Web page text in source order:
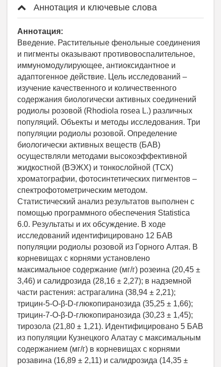
Аннотация и ключевые слова
Аннотация:
Введение. Растительные фенольные соединения
и пигменты оказывают противовоспалительное,
иммуномодулирующее, антиоксидантное и
адаптогенное действие. Цель исследований –
изучение качественного и количественного
содержания биологически активных соединений
родиолы розовой (Rhodiola rosea L.) различных
популяций. Объекты и методы исследования. Три
популяции родиолы розовой. Определение
биологически активных веществ (БАВ)
осуществляли методами высокоэффективной
жидкостной (ВЭЖХ) и тонкослойной (ТСХ)
хроматографии, фотосинтетических пигментов –
спектрофотометрическим методом.
Статистический анализ результатов выполнен с
помощью программного обеспечения Statistica
6.0. Результаты и их обсуждение. В ходе
исследований идентифицировано 12 БАВ
популяции родиолы розовой из Горного Алтая. В
корневищах с корнями установлено
максимальное содержание (мг/г) розеина (20,45 ±
3,46) и салидрозида (28,16 ± 2,27); в надземной
части растения: астрагалина (38,94 ± 2,21);
трицин-5-О-β-D-глюкопиранозида (35,25 ± 1,66);
трицин-7-О-β-D-глюкопиранозида (30,23 ± 1,45);
тирозола (21,80 ± 1,21). Идентифицировано 5 БАВ
из популяции Кузнецкого Алатау с максимальным
содержанием (мг/г) в корневищах с корнями
розавина (16,89 ± 2,11) и салидрозида (14,35 ±